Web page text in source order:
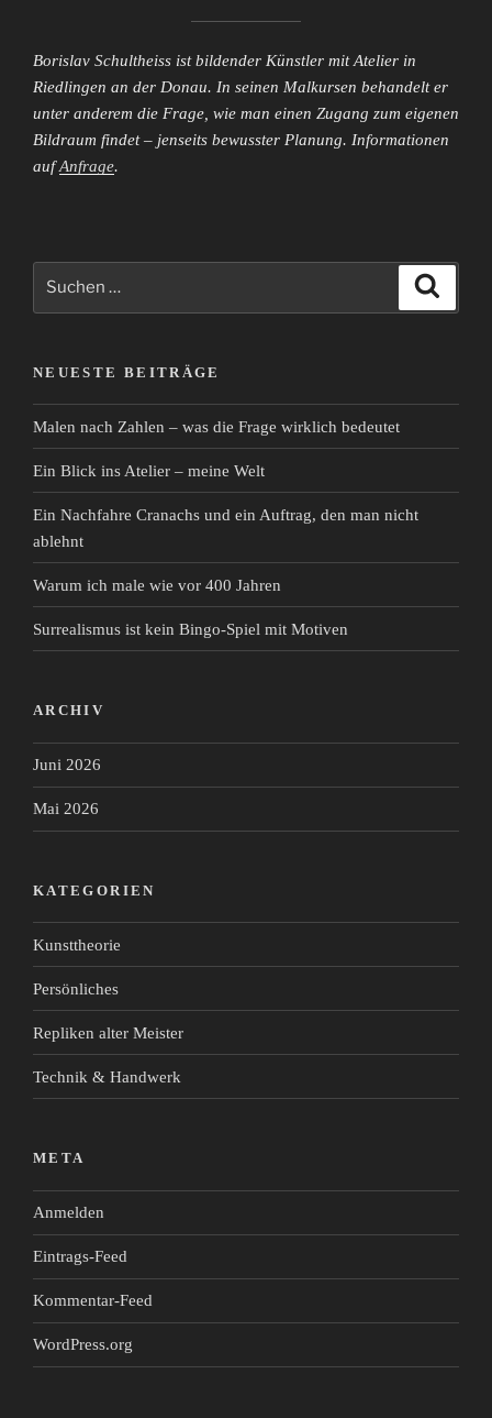
Borislav Schultheiss ist bildender Künstler mit Atelier in
Riedlingen an der Donau. In seinen Malkursen behandelt er
unter anderem die Frage, wie man einen Zugang zum eigenen
Bildraum findet – jenseits bewusster Planung. Informationen
aufAnfrage.
NEUESTE BEITRÄGE
Malen nach Zahlen – was die Frage wirklich bedeutet
Ein Blick ins Atelier – meine Welt
Ein Nachfahre Cranachs und ein Auftrag, den man nicht
ablehnt
Warum ich male wie vor 400 Jahren
Surrealismus ist kein Bingo-Spiel mit Motiven
ARCHIV
Juni 2026
Mai 2026
KATEGORIEN
Kunsttheorie
Persönliches
Repliken alter Meister
Technik & Handwerk
META
Anmelden
Eintrags-Feed
Kommentar-Feed
WordPress.org